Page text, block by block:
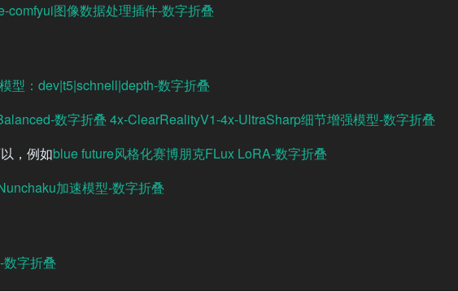
comfyui图像数据处理插件-数字折叠
型：dev|t5|schnell|depth-数字折叠
数字折叠 4x-ClearRealityV1-4x-UltraSharp细节增强模型-数字折叠
，例如blue future风格化赛博朋克FLux LoRA-数字折叠
加速模型-数字折叠
字折叠